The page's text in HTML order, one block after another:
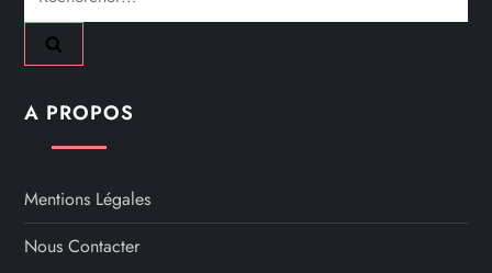
A PROPOS
Mentions Légales
Nous Contacter